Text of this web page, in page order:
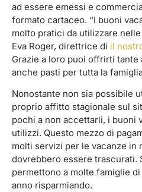
ad essere emessi e
formato cartaceo. “I buoni
molto pratici da utilizzare
Eva Roger, direttrice di il
Grazie a loro puoi offrirti
anche pasti per tutta la
Nonostante non sia possibile
proprio affitto stagionale sul
pochi a non accettarli, i buoni
utilizzi. Questo mezzo di
molti servizi per le vacanze in
dovrebbero essere trascurati.
permettono a molte famiglie
anno risparmiando.